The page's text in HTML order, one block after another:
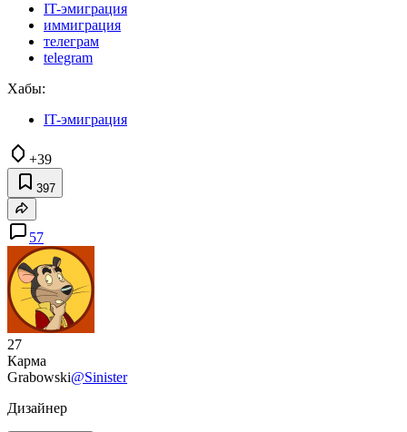
IT-эмиграция
иммиграция
телеграм
telegram
Хабы:
IT-эмиграция
+39
397
57
27
Карма
Grabowski@Sinister
Дизайнер